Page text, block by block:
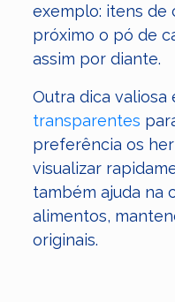
exemplo: itens de
próximo o pó de
assim por diante.
Outra dica valiosa
transparentes
preferência os
visualizar
também ajuda na
alimentos,
originais.